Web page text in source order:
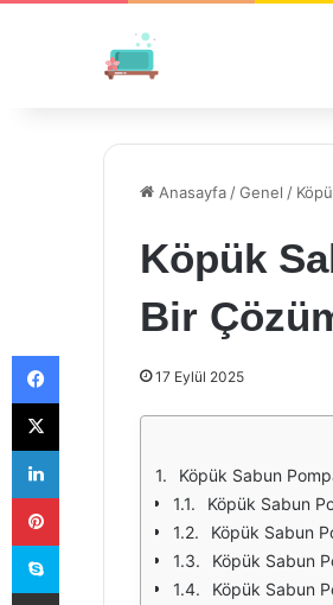
Anasayfa /Genel /
Köpük
Bir
17 Eylül 2025
Köpük Sabun
Köpük Sabun
Köpük Sabun
Köpük Sabun
Köpük Sabun
Facebook
X
LinkedIn
Pinterest
Skype
E-Posta ile paylaş